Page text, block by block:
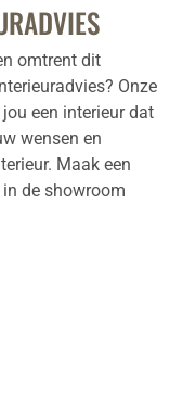
omtrent dit
Onze
een interieur dat
wensen en
Maak een
de showroom